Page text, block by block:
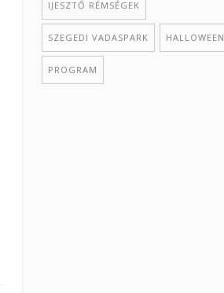
IJESZTŐ RÉMSÉGEK
SZEGEDI VADASPARK HALLOWEEN
PROGRAM